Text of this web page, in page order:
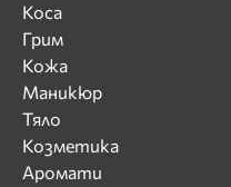
Коса
Грим
Кожа
Маникюр
Тяло
Козметика
Аромати